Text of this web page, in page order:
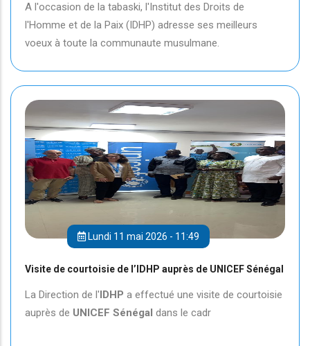
A l'occasion de la tabaski, l'Institut des Droits de
l'Homme et de la Paix (IDHP) adresse ses meilleurs
voeux à toute la communaute musulmane.
Lundi 11 mai 2026 - 11:49
Visite de courtoisie de l’IDHP auprès de UNICEF Sénégal
La Direction de l'IDHP a effectué une visite de courtoisie
auprès de UNICEF Sénégal dans le cadr